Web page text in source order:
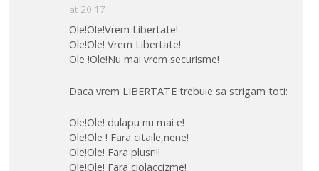
at 20:17
Ole!Ole!Vrem Libertate!
Ole!Ole! Vrem Libertate!
Ole !Ole!Nu mai vrem securisme!
Daca vrem LIBERTATE trebuie sa strigam toti:
Ole!Ole! dulapu nu mai e!
Ole!Ole ! Fara citaile,nene!
Ole!Ole! Fara plusr!!!
Ole!Ole! Fara ciolaccizme!